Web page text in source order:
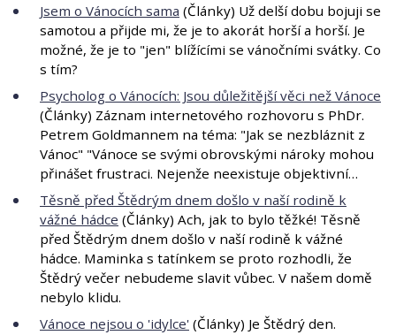
Jsem o Vánocích sama (Články) Už delší dobu bojuji se
samotou a přijde mi, že je to akorát horší a horší. Je
možné, že je to "jen" blížícími se vánočními svátky. Co
s tím?
Psycholog o Vánocích: Jsou důležitější věci než Vánoce
(Články) Záznam internetového rozhovoru s PhDr.
Petrem Goldmannem na téma: "Jak se nezbláznit z
Vánoc" "Vánoce se svými obrovskými nároky mohou
přinášet frustraci. Nejenže neexistuje objektivní…
Těsně před Štědrým dnem došlo v naší rodině k
vážné hádce (Články) Ach, jak to bylo těžké! Těsně
před Štědrým dnem došlo v naší rodině k vážné
hádce. Maminka s tatínkem se proto rozhodli, že
Štědrý večer nebudeme slavit vůbec. V našem domě
nebylo klidu.
Vánoce nejsou o 'idylce' (Články) Je Štědrý den.